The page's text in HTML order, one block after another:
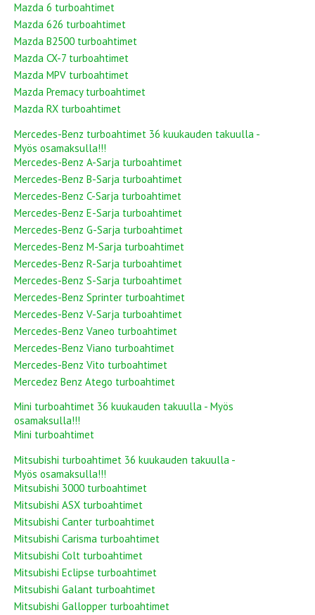
Mazda 6 turboahtimet
Mazda 626 turboahtimet
Mazda B2500 turboahtimet
Mazda CX-7 turboahtimet
Mazda MPV turboahtimet
Mazda Premacy turboahtimet
Mazda RX turboahtimet
Mercedes-Benz turboahtimet 36 kuukauden takuulla -
Myös osamaksulla!!!
Mercedes-Benz A-Sarja turboahtimet
Mercedes-Benz B-Sarja turboahtimet
Mercedes-Benz C-Sarja turboahtimet
Mercedes-Benz E-Sarja turboahtimet
Mercedes-Benz G-Sarja turboahtimet
Mercedes-Benz M-Sarja turboahtimet
Mercedes-Benz R-Sarja turboahtimet
Mercedes-Benz S-Sarja turboahtimet
Mercedes-Benz Sprinter turboahtimet
Mercedes-Benz V-Sarja turboahtimet
Mercedes-Benz Vaneo turboahtimet
Mercedes-Benz Viano turboahtimet
Mercedes-Benz Vito turboahtimet
Mercedez Benz Atego turboahtimet
Mini turboahtimet 36 kuukauden takuulla - Myös
osamaksulla!!!
Mini turboahtimet
Mitsubishi turboahtimet 36 kuukauden takuulla -
Myös osamaksulla!!!
Mitsubishi 3000 turboahtimet
Mitsubishi ASX turboahtimet
Mitsubishi Canter turboahtimet
Mitsubishi Carisma turboahtimet
Mitsubishi Colt turboahtimet
Mitsubishi Eclipse turboahtimet
Mitsubishi Galant turboahtimet
Mitsubishi Gallopper turboahtimet